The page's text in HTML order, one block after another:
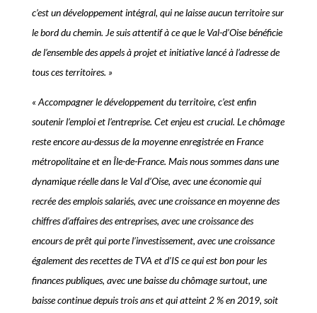
c’est un développement intégral, qui ne laisse aucun territoire sur
le bord du chemin. Je suis attentif à ce que le Val-d’Oise bénéficie
de l’ensemble des appels à projet et initiative lancé à l’adresse de
tous ces territoires. »
« Accompagner le développement du territoire, c’est enfin
soutenir l’emploi et l’entreprise. Cet enjeu est crucial. Le chômage
reste encore au-dessus de la moyenne enregistrée en France
métropolitaine et en Île-de-France. Mais nous sommes dans une
dynamique réelle dans le Val d’Oise, avec une économie qui
recrée des emplois salariés, avec une croissance en moyenne des
chiffres d’affaires des entreprises, avec une croissance des
encours de prêt qui porte l’investissement, avec une croissance
également des recettes de TVA et d’IS ce qui est bon pour les
finances publiques, avec une baisse du chômage surtout, une
baisse continue depuis trois ans et qui atteint 2 % en 2019, soit